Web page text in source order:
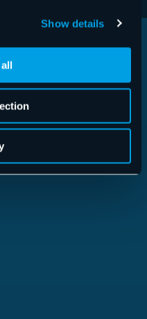
Show details
SERVICES